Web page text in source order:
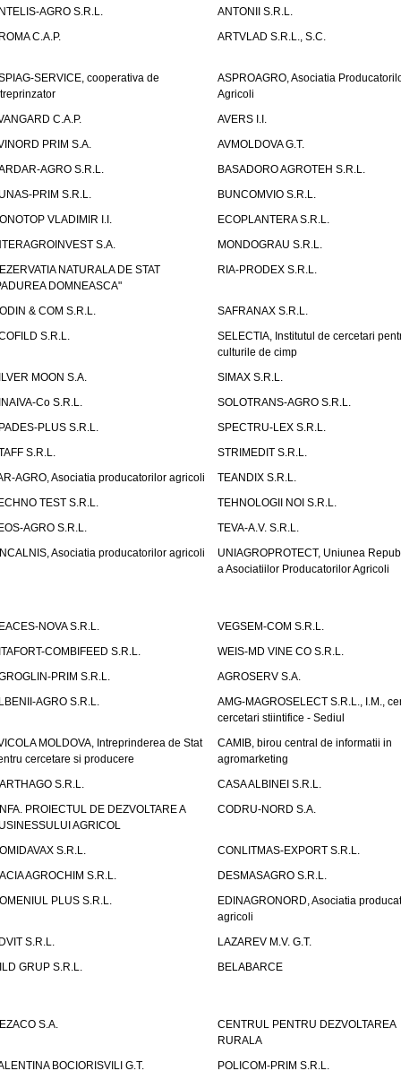
AGRO S.R.L.
ANTONII S.R.L.
C.A.P.
ARTVLAD S.R.L., S.C.
SERVICE, cooperativa de
ASPROAGRO, Asociatia
Agricoli
C.A.P.
AVERS I.I.
PRIM S.A.
AVMOLDOVA G.T.
AGRO S.R.L.
BASADORO AGROTEH S.R.L.
PRIM S.R.L.
BUNCOMVIO S.R.L.
VLADIMIR I.I.
ECOPLANTERA S.R.L.
S.A.
MONDOGRAU S.R.L.
NATURALA DE STAT
DOMNEASCA"
RIA-PRODEX S.R.L.
& COM S.R.L.
SAFRANAX S.R.L.
S.R.L.
SELECTIA, Institutul de cercetari
culturile de cimp
MOON S.A.
SIMAX S.R.L.
Co S.R.L.
SOLOTRANS-AGRO S.R.L.
PLUS S.R.L.
SPECTRU-LEX S.R.L.
S.R.L.
STRIMEDIT S.R.L.
AGRO, Asociatia producatorilor agricoli
TEANDIX S.R.L.
TEST S.R.L.
TEHNOLOGII NOI S.R.L.
AGRO S.R.L.
TEVA-A.V. S.R.L.
Asociatia producatorilor agricoli
UNIAGROPROTECT, Uniunea
a Asociatiilor Producatorilor Agricoli
NOVA S.R.L.
VEGSEM-COM S.R.L.
COMBIFEED S.R.L.
WEIS-MD VINE CO S.R.L.
PRIM S.R.L.
AGROSERV S.A.
AGRO S.R.L.
AMG-MAGROSELECT S.R.L., I.M.,
cercetari stiintifice - Sediul
MOLDOVA, Intreprinderea de Stat
cercetare si producere
CAMIB, birou central de informatii in
agromarketing
S.R.L.
CASA ALBINEI S.R.L.
PROIECTUL DE DEZVOLTARE A
AGRICOL
CODRU-NORD S.A.
S.R.L.
CONLITMAS-EXPORT S.R.L.
AGROCHIM S.R.L.
DESMASAGRO S.R.L.
PLUS S.R.L.
EDINAGRONORD, Asociatia
agricoli
S.R.L.
LAZAREV M.V. G.T.
GRUP S.R.L.
BELABARCE
S.A.
CENTRUL PENTRU DEZVOLTAREA
RURALA
BOCIORISVILI G.T.
POLICOM-PRIM S.R.L.